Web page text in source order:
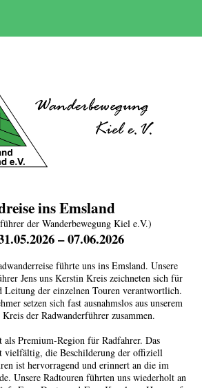
ins Emsland
der Wanderbewegung Kiel e.V.)
– 07.06.2026
führte uns ins Emsland. Unsere
Jens uns Kerstin Kreis zeichneten sich für
Leitung der einzelnen Touren verantwortlich.
setzen sich fast ausnahmslos aus unserem
der Radwanderführer zusammen.
als Premium-Region für Radfahrer. Das
vielfältig, die Beschilderung der offiziell
ist hervorragend und erinnert an die im
Unsere Radtouren führten uns wiederholt an